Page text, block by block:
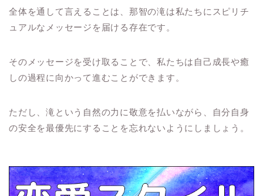
全体を通して言えることは、那智の滝は私たちにスピリチ
ュアルなメッセージを届ける存在です。
そのメッセージを受け取ることで、私たちは自己成長や癒
しの過程に向かって進むことができます。
ただし、滝という自然の力に敬意を払いながら、自分自身
の安全を最優先にすることを忘れないようにしましょう。